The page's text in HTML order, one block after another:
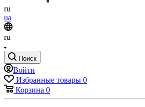
ru
ua
ru
Поиск
Войти
Избранные товары 0
Корзина 0